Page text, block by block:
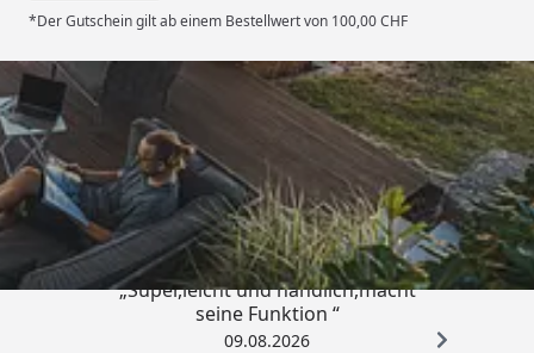
*Der Gutschein gilt ab einem Bestellwert von 100,00 CHF
Trusted Shops
4,81/ 5
„Super,leicht und handlich,macht
seine Funktion “
09.08.2026